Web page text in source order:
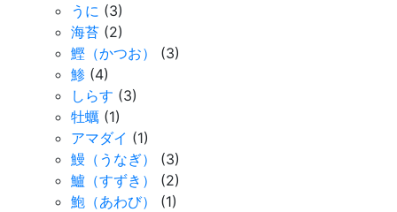
うに (3)
海苔 (2)
鰹（かつお）
(3)
鯵 (4)
しらす (3)
牡蠣 (1)
アマダイ (1)
鰻（うなぎ）
(3)
鱸（すずき）
(2)
鮑（あわび）
(1)